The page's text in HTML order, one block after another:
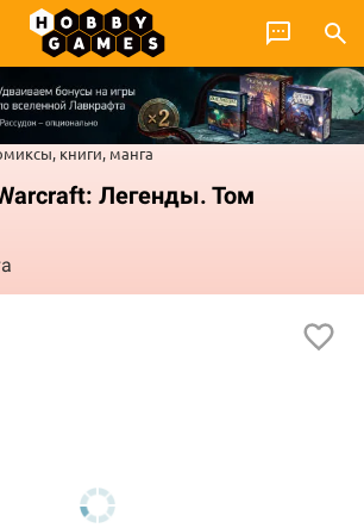
книги, манга
Легенды. Том